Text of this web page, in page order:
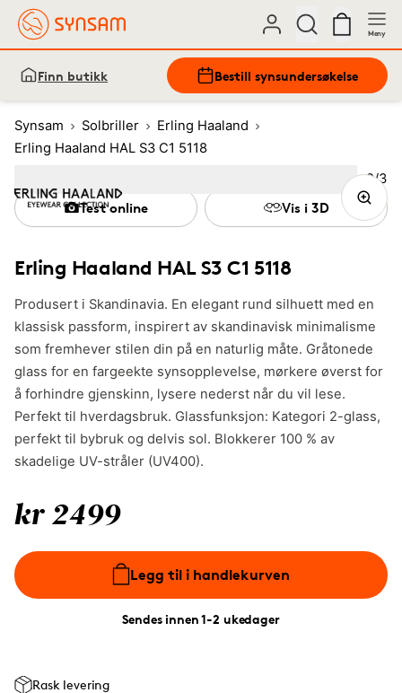
Meny
Finn butikk Bestill synsundersøkelse
Synsam Solbriller
Erling Haaland
Erling Haaland HAL S3 C1 5118
Erling Haaland HAL S3 C1 5118
Produsert i Skandinavia. En elegant rund silhuett med en
klassisk passform, inspirert av skandinavisk minimalisme
som fremhever stilen din på en naturlig måte. Gråtonede
glass for en fargeekte synsopplevelse, mørkere øverst for
å forhindre gjenskinn, lysere nederst når du vil lese.
Perfekt til hverdagsbruk. Glassfunksjon: Kategori 2-glass,
perfekt til bybruk og delvis sol. Blokkerer 100 % av
skadelige UV-stråler (UV400).
kr 2499
Legg til i handlekurven
Sendes innen 1-2 ukedager
Test online Vis i 3D
Rask levering
Bilde
2/3
Image1 3